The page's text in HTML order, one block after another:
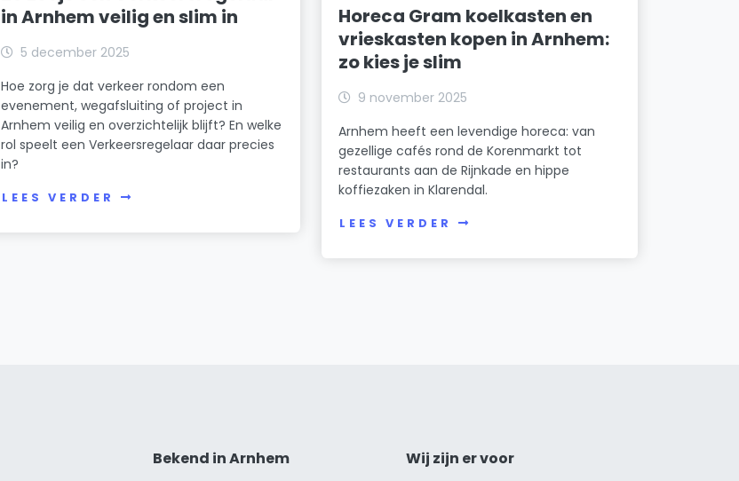
in Arnhem veilig en slim in
5 december 2025
Hoe zorg je dat verkeer rondom een
evenement, wegafsluiting of project in
Arnhem veilig en overzichtelijk blijft? En welke
rol speelt een Verkeersregelaar daar precies
in?
LEES VERDER
Horeca Gram koelkasten en
vrieskasten kopen in Arnhem:
zo kies je slim
9 november 2025
Arnhem heeft een levendige horeca: van
gezellige cafés rond de Korenmarkt tot
restaurants aan de Rijnkade en hippe
koffiezaken in Klarendal.
LEES VERDER
Bekend in Arnhem
Wij zijn er voor